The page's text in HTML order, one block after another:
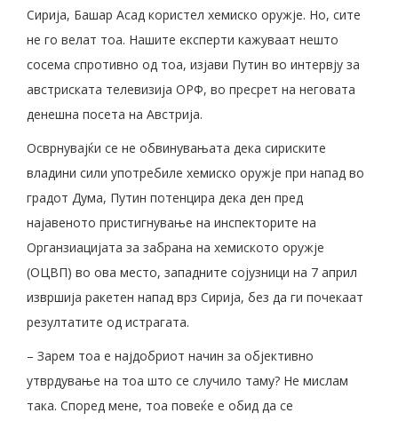
Сирија, Башар Асад користел хемиско оружје. Но, сите
не го велат тоа. Нашите експерти кажуваат нешто
сосема спротивно од тоа, изјави Путин во интервју за
австриската телевизија ОРФ, во пресрет на неговата
денешна посета на Австрија.
Осврнувајќи се не обвинувањата дека сириските
владини сили употребиле хемиско оружје при напад во
градот Дума, Путин потенцира дека ден пред
најавеното пристигнување на инспекторите на
Органзиацијата за забрана на хемиското оружје
(ОЦВП) во ова место, западните сојузници на 7 април
извршија ракетен напад врз Сирија, без да ги почекаат
резултатите од истрагата.
– Зарем тоа е најдобриот начин за објективно
утврдување на тоа што се случило таму? Не мислам
така. Според мене, тоа повеќе е обид да се